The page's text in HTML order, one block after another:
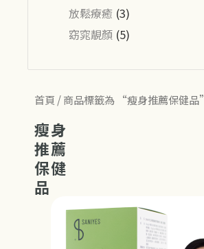
放鬆療癒 (3)
窈窕靚顏 (5)
首頁 / 商品標籤為 “瘦身推薦保健品”
瘦身
推薦
保健
品